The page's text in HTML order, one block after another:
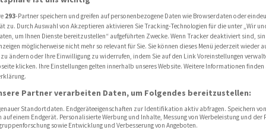
Rüstungsgütern
US-
293-Partner speichern und greifen auf personenbezogene Daten wie Browserdaten oder
zu. Durch Auswahl von Akzeptieren aktivieren Sie Tracking-Technologien für die unter „Wir
um Ihnen Dienste bereitzustellen“ aufgeführten Zwecke. Wenn Tracker deaktiviert sind,
möglicherweise nicht mehr so relevant für Sie. Sie können dieses Menü jederzeit wieder
ändern oder Ihre Einwilligung zu widerrufen, indem Sie auf den Link Voreinstellungen
klicken. Ihre Einstellungen gelten innerhalb unseres Website. Weitere Informationen finden
Partner verarbeiten Daten, um Folgendes bereitzustellen:
Standortdaten. Endgeräteeigenschaften zur Identifikation aktiv abfragen. Speichern
einem Endgerät. Personalisierte Werbung und Inhalte, Messung von Werbeleistung und der
sowie Entwicklung und Verbesserung von Angeboten.